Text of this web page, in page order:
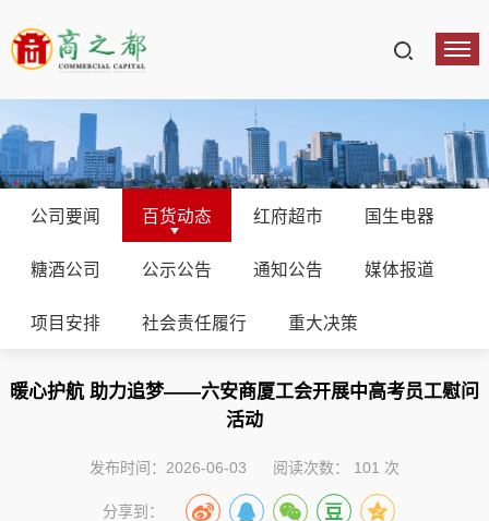
公司要闻 百货动态 红府超市 国生电器
糖酒公司 公示公告 通知公告 媒体报道
项目安排 社会责任履行 重大决策
暖心护航 助力追梦——六安商厦工会开展中高考员工慰问
活动
发布时间：2026-06-03 阅读次数： 101 次
分享到：